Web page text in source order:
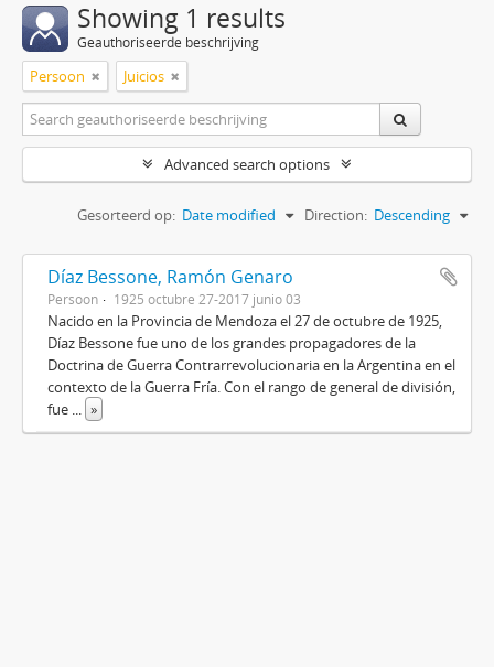
Showing 1 results
Geauthoriseerde beschrijving
Persoon Juicios
Advanced search options
Gesorteerd op: Date modified Direction: Descending
Díaz Bessone, Ramón Genaro
Persoon 1925 octubre 27-2017 junio 03
Nacido en la Provincia de Mendoza el 27 de octubre de 1925,
Díaz Bessone fue uno de los grandes propagadores de la
Doctrina de Guerra Contrarrevolucionaria en la Argentina en el
contexto de la Guerra Fría. Con el rango de general de división,
fue ... »